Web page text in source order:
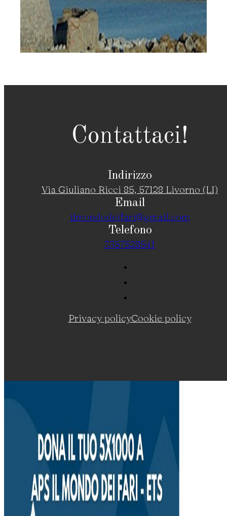
Contattaci!
Indirizzo
Via Giuliano Ricci 85, 57128 Livorno (LI)
Email
ilmondodeifari@gmail.com
Telefono
3357528541
Privacy policyCookie policy